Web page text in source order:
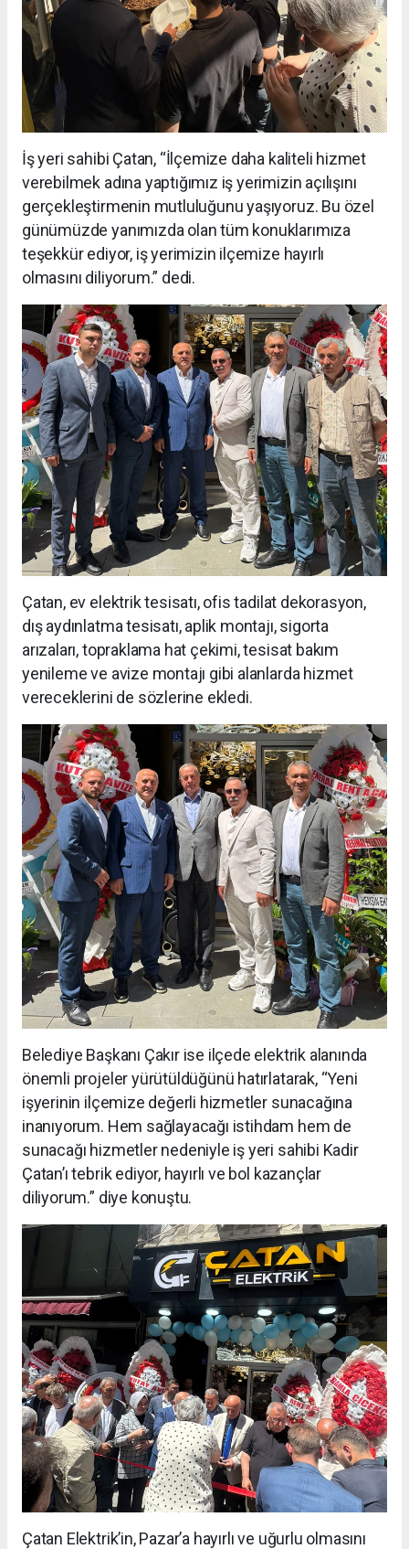
İş yeri sahibi Çatan, “İlçemize daha kaliteli hizmet
verebilmek adına yaptığımız iş yerimizin açılışını
gerçekleştirmenin mutluluğunu yaşıyoruz. Bu özel
günümüzde yanımızda olan tüm konuklarımıza
teşekkür ediyor, iş yerimizin ilçemize hayırlı
olmasını diliyorum.” dedi.
Çatan, ev elektrik tesisatı, ofis tadilat dekorasyon,
dış aydınlatma tesisatı, aplik montajı, sigorta
arızaları, topraklama hat çekimi, tesisat bakım
yenileme ve avize montajı gibi alanlarda hizmet
vereceklerini de sözlerine ekledi.
Belediye Başkanı Çakır ise ilçede elektrik alanında
önemli projeler yürütüldüğünü hatırlatarak, “Yeni
işyerinin ilçemize değerli hizmetler sunacağına
inanıyorum. Hem sağlayacağı istihdam hem de
sunacağı hizmetler nedeniyle iş yeri sahibi Kadir
Çatan’ı tebrik ediyor, hayırlı ve bol kazançlar
diliyorum.” diye konuştu.
Çatan Elektrik’in, Pazar’a hayırlı ve uğurlu olmasını